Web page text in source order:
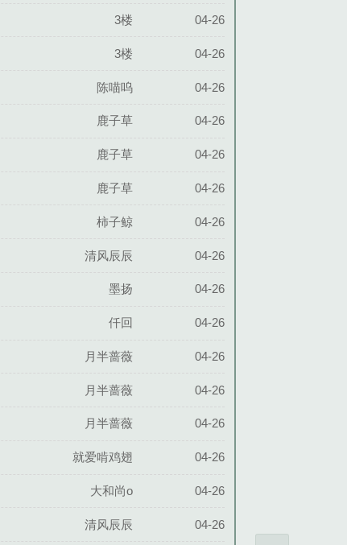
3楼 04-26
3楼 04-26
陈喵呜 04-26
鹿子草 04-26
鹿子草 04-26
鹿子草 04-26
柿子鲸 04-26
清风辰辰 04-26
墨扬 04-26
仟回 04-26
月半蔷薇 04-26
月半蔷薇 04-26
月半蔷薇 04-26
就爱啃鸡翅 04-26
大和尚o 04-26
清风辰辰 04-26